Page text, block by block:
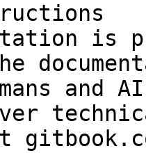
is
and